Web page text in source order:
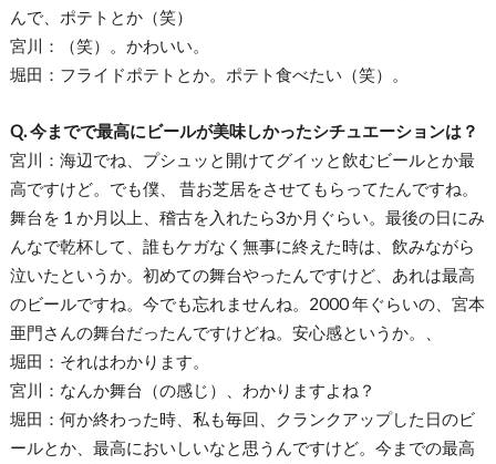
んで、ポテトとか（笑）
宮川：（笑）。かわいい。
堀田：フライドポテトとか。ポテト食べたい（笑）。
Q. 今までで最高にビールが美味しかったシチュエーションは？
宮川：海辺でね、プシュッと開けてグイッと飲むビールとか最
高ですけど。でも僕、 昔お芝居をさせてもらってたんですね。
舞台を 1 か月以上、稽古を入れたら3か月ぐらい。最後の日にみ
んなで乾杯して、誰もケガなく無事に終えた時は、飲みながら
泣いたというか。初めての舞台やったんですけど、あれは最高
のビールですね。今でも忘れませんね。2000 年ぐらいの、宮本
亜門さんの舞台だったんですけどね。安心感というか。、
堀田：それはわかります。
宮川：なんか舞台（の感じ）、わかりますよね？
堀田：何か終わった時、私も毎回、クランクアップした日のビ
ールとか、最高においしいなと思うんですけど。今までの最高